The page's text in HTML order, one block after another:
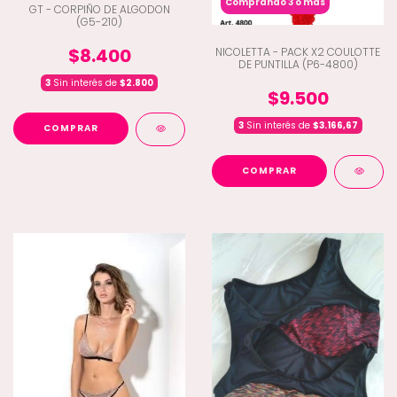
GT - CORPIÑO DE ALGODON
(G5-210)
$8.400
3 Sin interés de $2.800
COMPRAR
NICOLETTA - PACK X2 COULOTTE
DE PUNTILLA (P6-4800)
$9.500
3Sin interés de $3.166,67
COMPRAR